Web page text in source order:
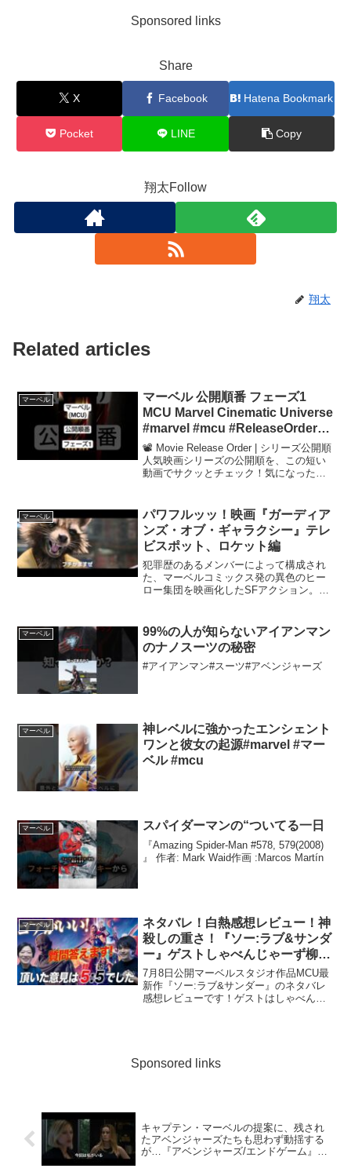
Sponsored links
Share
X Facebook Hatena Bookmark
Pocket LINE Copy
翔太Follow
翔太
Related articles
マーベル
マーベル 公開順番 フェーズ1
MCU Marvel Cinematic Universe
#marvel #mcu #ReleaseOrder
#movie #マーベル #公開順番
#shorts
📽️ Movie Release Order | シリーズ公開順
人気映画シリーズの公開順を、この短い
動画でサクッとチェック！気になった方
#movie・ma...
マーベル
パワフルッッ！映画『ガーディア
ンズ・オブ・ギャラクシー』テレ
ビスポット、ロケット編
犯罪歴のあるメンバーによって構成され
た、マーベルコミックス発の異色のヒー
ロー集団を映画化したSFアクション。無
に宇宙滅亡を阻止するための戦いに挑
む。メガホンを取るのは『...
マーベル
99%の人が知らないアイアンマン
のナノスーツの秘密
#アイアンマン#スーツ#アベンジャーズ
マーベル
神レベルに強かったエンシェント
ワンと彼女の起源#marvel #マー
ベル #mcu
マーベル スパイダーマンの“ついてる一日
『Amazing Spider-Man #578, 579(2008)
』 作者: Mark Waid作画 :Marcos Martín
マーベル
ネタバレ！白熱感想レビュー！神
殺しの重さ！『ソー:ラブ&サンダ
ー』ゲストしゃべんじゃーず柳生
玄十郎【おまけの夜】
7月8日公開マーベルスタジオ作品MCU最
新作『ソー:ラブ&サンダー』のネタバレ
感想レビューです！ゲストはしゃべんじ
Sponsored links
キャプテン・マーベルの提案に、残され
たアベンジャーズたちも思わず動揺する
が…『アベンジャーズ/エンドゲーム』本